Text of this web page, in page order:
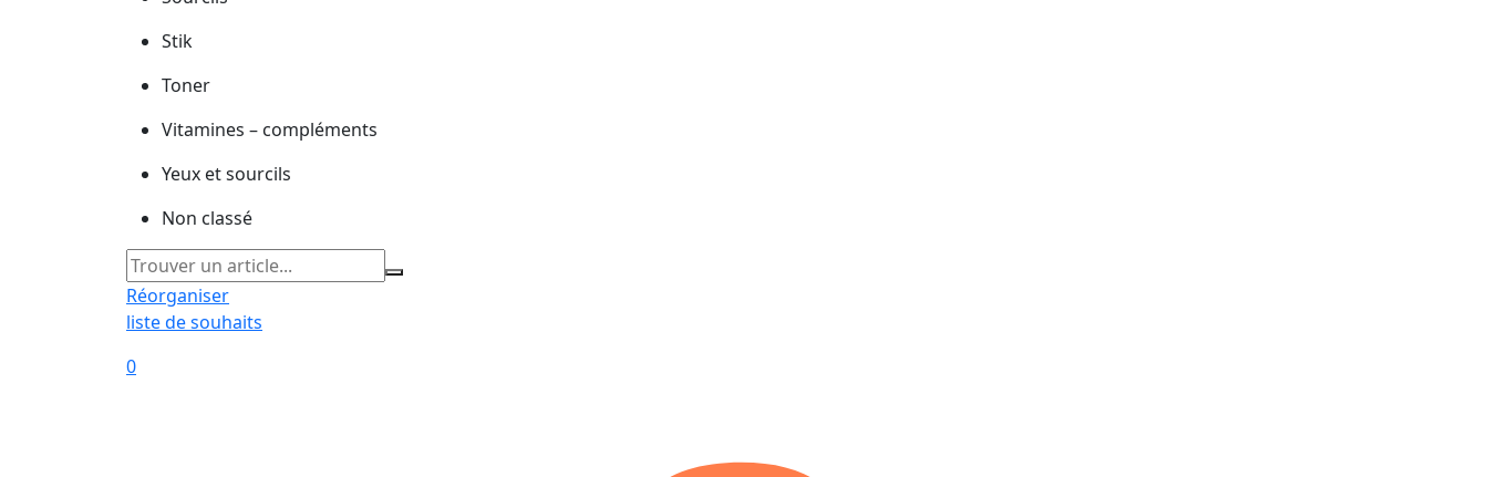
Stik
Toner
Vitamines – compléments
Yeux et sourcils
Non classé
Réorganiser
liste de souhaits
0